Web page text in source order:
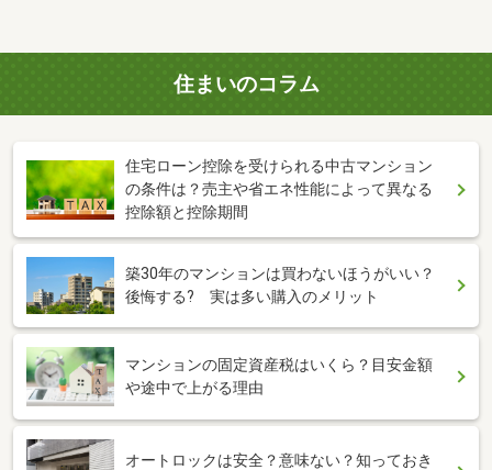
住まいのコラム
住宅ローン控除を受けられる中古マンション
の条件は？売主や省エネ性能によって異なる
控除額と控除期間
築30年のマンションは買わないほうがいい？
後悔する? 実は多い購入のメリット
マンションの固定資産税はいくら？目安金額
や途中で上がる理由
オートロックは安全？意味ない？知っておき